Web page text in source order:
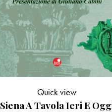
Siena A Tavola Ieri E
Quick view